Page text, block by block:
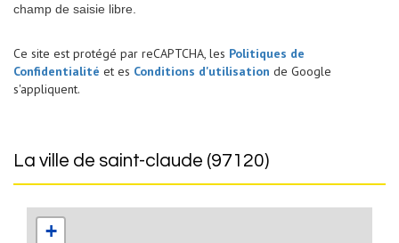
champ de saisie libre.
Ce site est protégé par reCAPTCHA, les Politiques de
Confidentialité et es Conditions d'utilisation de Google
s'appliquent.
la ville de saint-claude (97120)
+